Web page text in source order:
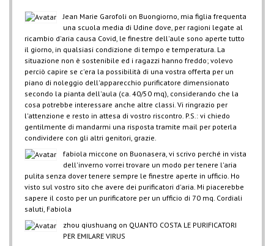
Jean Marie Garofoli on Buongiorno, mia figlia frequenta
una scuola media di Udine dove, per ragioni legate al
ricambio d'aria causa Covid, le finestre dell'aule sono aperte tutto
il giorno, in qualsiasi condizione di tempo e temperatura. La
situazione non è sostenibile ed i ragazzi hanno freddo; volevo
perciò capire se c'era la possibilità di una vostra offerta per un
piano di noleggio dell'apparecchio purificatore dimensionato
secondo la pianta dell'aula (ca. 40/50 mq), considerando che la
cosa potrebbe interessare anche altre classi. Vi ringrazio per
l'attenzione e resto in attesa di vostro riscontro. P.S.: vi chiedo
gentilmente di mandarmi una risposta tramite mail per poterla
condividere con gli altri genitori, grazie.
fabiola miccone on Buonasera, vi scrivo perché in vista
dell'inverno vorrei trovare un modo per tenere l'aria
pulita senza dover tenere sempre le finestre aperte in ufficio. Ho
visto sul vostro sito che avere dei purificatori d'aria. Mi piacerebbe
sapere il costo per un purificatore per un ufficio di 70 mq. Cordiali
saluti, Fabiola
zhou qiushuang on QUANTO COSTA LE PURIFICATORI
PER EMILARE VIRUS